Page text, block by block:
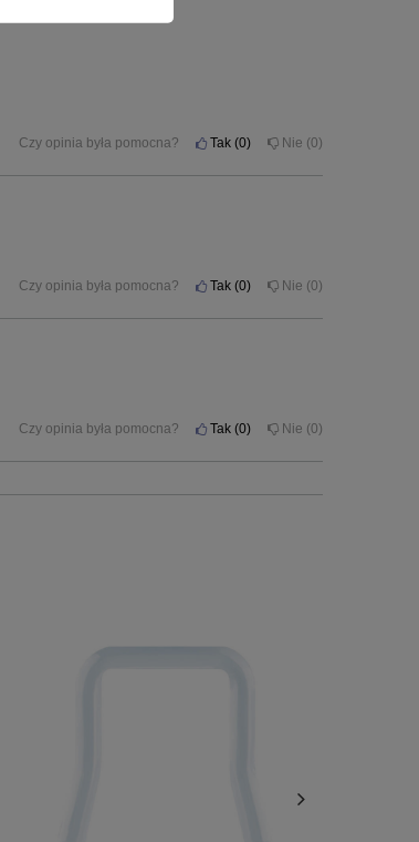
Czy opinia była pomocna? Tak 0 Nie 0
Czy opinia była pomocna? Tak 0 Nie 0
Czy opinia była pomocna? Tak 0 Nie 0